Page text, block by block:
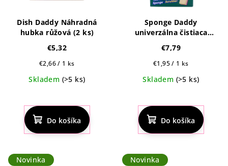
Dish Daddy Náhradná
hubka růžová (2 ks)
€5,32
Jednotková
€2,66 / 1 ks
Skladem (>5 ks)
hodnotenie
produktu
je
5,0
Do košíka
Sponge Daddy
univerzálna čistiaca
€7,79
Jednotková
€1,95 / 1 ks
Skladem (>5 ks)
hodnotenie
produktu
je
4,9
Do košíka
Novinka Novinka